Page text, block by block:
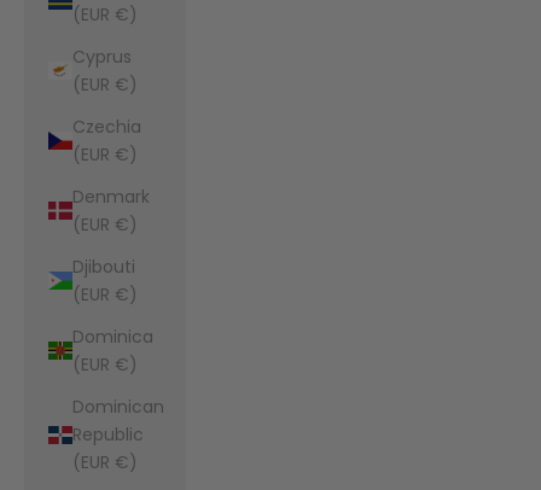
(EUR €)
Cyprus
(EUR €)
Czechia
(EUR €)
Denmark
(EUR €)
Djibouti
(EUR €)
Dominica
(EUR €)
Dominican
Republic
(EUR €)